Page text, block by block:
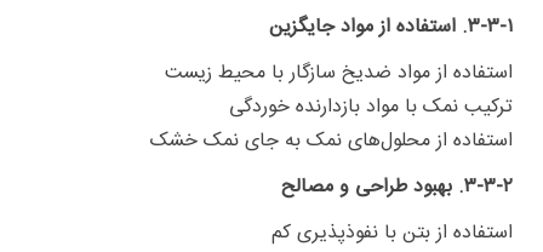
۳-۳-۱. استفاده از مواد جایگزین
استفاده از مواد ضدیخ سازگار با محیط زیست
ترکیب نمک با مواد بازدارنده خوردگی
استفاده از محلول‌های نمک به جای نمک خشک
۳-۳-۲. بهبود طراحی و مصالح
استفاده از بتن با نفوذپذیری کم